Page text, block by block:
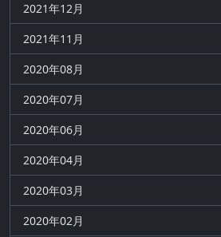
2021年12月
2021年11月
2020年08月
2020年07月
2020年06月
2020年04月
2020年03月
2020年02月